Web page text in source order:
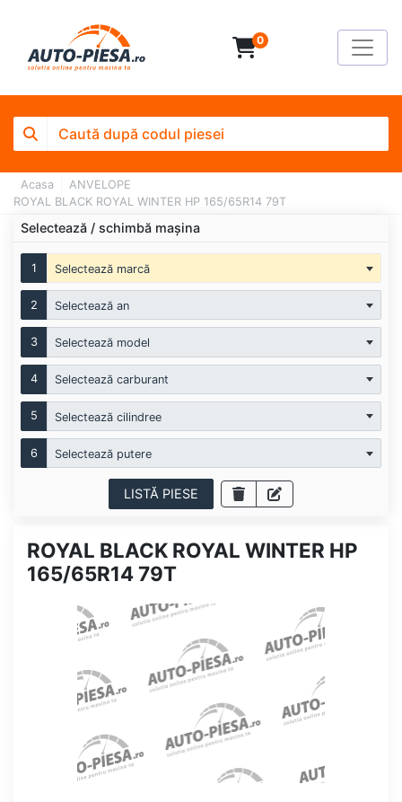
0
Acasa
ANVELOPE
ROYAL BLACK ROYAL WINTER HP 165/65R14 79T
Selectează / schimbă mașina
1 Selectează marcă
2 Selectează an
3 Selectează model
4 Selectează carburant
5 Selectează cilindree
6 Selectează putere
LISTĂ PIESE
ROYAL BLACK ROYAL WINTER HP
165/65R14 79T